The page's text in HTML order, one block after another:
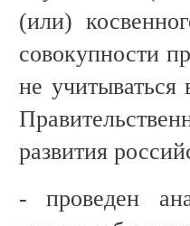
(или)
совокупности
не учитываться
развития
- проведен